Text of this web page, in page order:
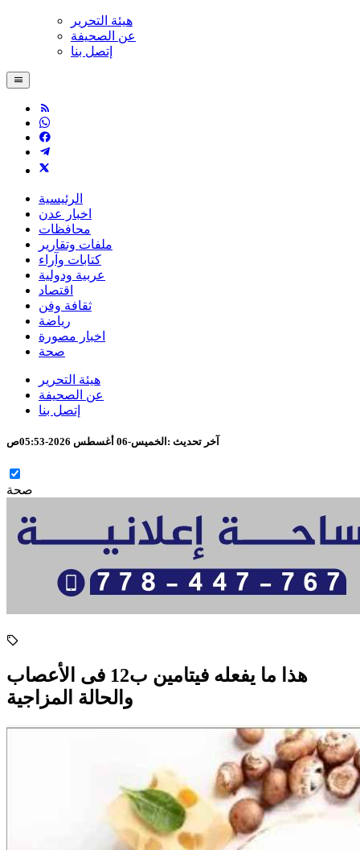
هيئة التحرير
عن الصحيفة
إتصل بنا
الرئيسية
اخبار عدن
محافظات
ملفات وتقارير
كتابات وآراء
عربية ودولية
اقتصاد
ثقافة وفن
رياضة
اخبار مصورة
صحة
هيئة التحرير
عن الصحيفة
إتصل بنا
آخر تحديث : الخميس-06 أغسطس 2026-05:53ص
صحة
هذا ما يفعله فيتامين ب12 فى الأعصاب
والحالة المزاجية